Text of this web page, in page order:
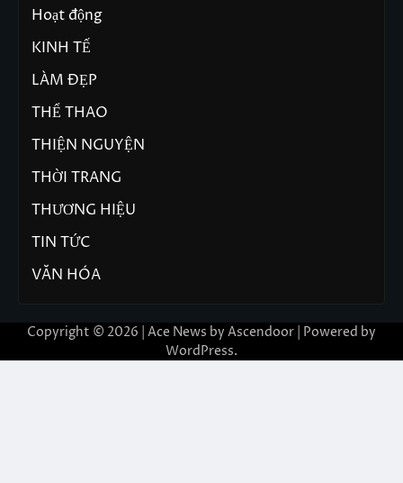
Hoạt động
KINH TẾ
LÀM ĐẸP
THỂ THAO
THIỆN NGUYỆN
THỜI TRANG
THƯƠNG HIỆU
TIN TỨC
VĂN HÓA
Copyright © 2026 | Ace News by Ascendoor | Powered by
WordPress.